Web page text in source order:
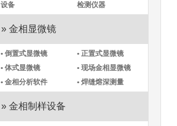
设备
检测仪器
» 金相显微镜
• 倒置式显微镜
• 正置式显微镜
• 体式显微镜
• 现场金相显微镜
• 金相分析软件
• 焊缝熔深测量
» 金相制样设备